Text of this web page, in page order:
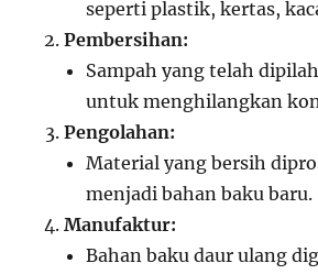
seperti plastik, kertas,
Pembersihan:
Sampah yang telah
untuk menghilangkan
Pengolahan:
Material yang bersih
menjadi bahan baku baru.
Manufaktur:
Bahan baku daur ulang